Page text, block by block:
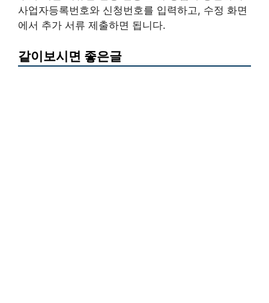
사업자등록번호와 신청번호를 입력하고, 수정 화면
에서 추가 서류 제출하면 됩니다.
같이보시면 좋은글